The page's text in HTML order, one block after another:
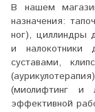
В нашем
назначения:
ног), циллиндры
и
суставами,
(миолифтинг и
эффективной